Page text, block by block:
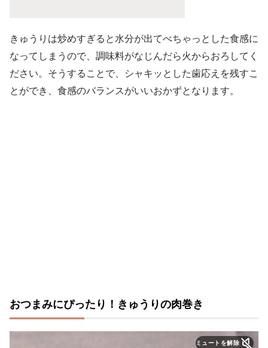
きゅうりは炒めすぎると水分が出てべちゃっとした食感に
なってしまうので、調味料がなじんだら火からおろしてく
ださい。そうすることで、シャキッとした歯応えを残すこ
とができ、食感のバランスがいいおかずとなります。
おつまみにぴったり！きゅうりの肉巻き
ミュートを解除